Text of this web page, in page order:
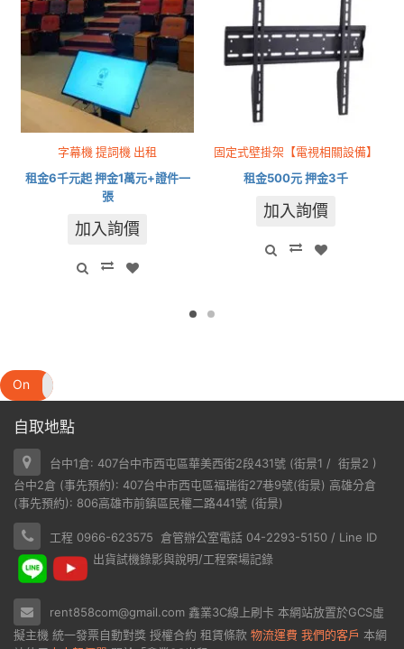
字幕機 提詞機 出租
租金6千元起 押金1萬元+證件一
張
加入詢價
固定式壁掛架【電視相關設備】
租金500元 押金3千
加入詢價
On
自取地點
台中1倉: 407台中市西屯區華美西街2段431號 (街景1 / 街景2 )
台中2倉 (事先預約): 407台中市西屯區福瑞街27巷9號(街景) 高雄分倉
(事先預約): 806高雄市前鎮區民權二路441號 (街景)
工程 0966-623575 倉管辦公室電話 04-2293-5150 / Line ID
出貨試機錄影與說明/工程案場記錄
rent858com@gmail.com 鑫業3C線上刷卡 本網站放置於GCS虛
擬主機 統一發票自動對獎 授權合約 租賃條款 物流運費 我們的客戶 本網